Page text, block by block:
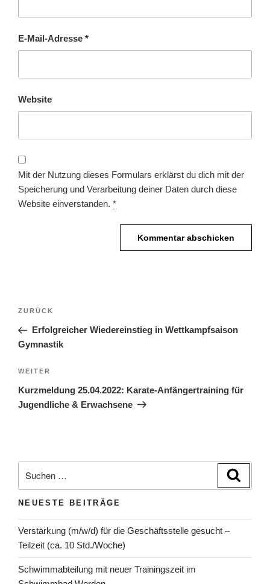
E-Mail-Adresse *
Website
Mit der Nutzung dieses Formulars erklärst du dich mit der
Speicherung und Verarbeitung deiner Daten durch diese
Website einverstanden. *
Vorheriger
Beitrag
ZURÜCK
Erfolgreicher Wiedereinstieg in Wettkampfsaison
Gymnastik
Nächster
Beitrag
WEITER
Kurzmeldung 25.04.2022: Karate-Anfängertraining für
Jugendliche & Erwachsene
nach:
NEUESTE BEITRÄGE
Verstärkung (m/w/d) für die Geschäftsstelle gesucht –
Teilzeit (ca. 10 Std./Woche)
Schwimmabteilung mit neuer Trainingszeit im